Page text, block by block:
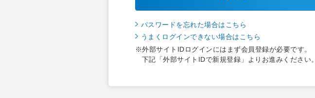
パスワードを忘れた場合はこちら
うまくログインできない場合はこちら
※外部サイトIDログインにはまず会員登録が必要です。
下記「外部サイトIDで新規登録」よりお進みください。